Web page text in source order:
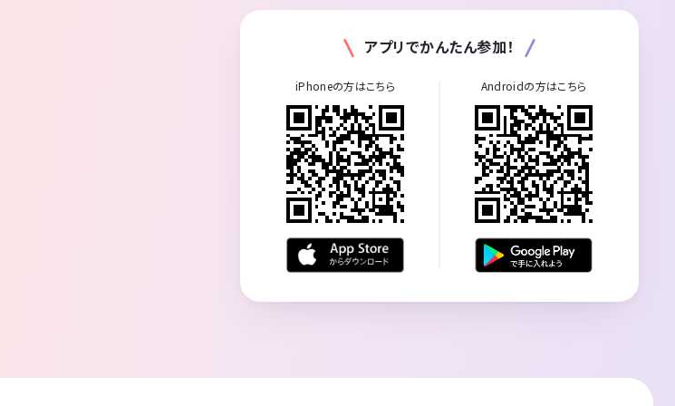
アプリでかんたん参加！
iPhoneの方はこちら Androidの方はこちら